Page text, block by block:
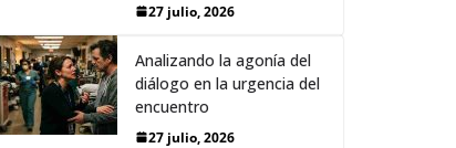
27 julio, 2026
Analizando la agonía del
diálogo en la urgencia del
encuentro
27 julio, 2026